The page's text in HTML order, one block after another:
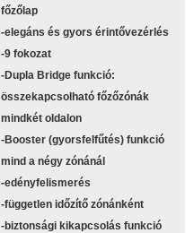
főzőlap
-elegáns és gyors érintővezérlés
-9 fokozat
-Dupla Bridge funkció:
összekapcsolható főzőzónák
mindkét oldalon
-Booster (gyorsfelfűtés) funkció
mind a négy zónánál
-edényfelismerés
-független időzítő zónánként
-biztonsági kikapcsolás funkció